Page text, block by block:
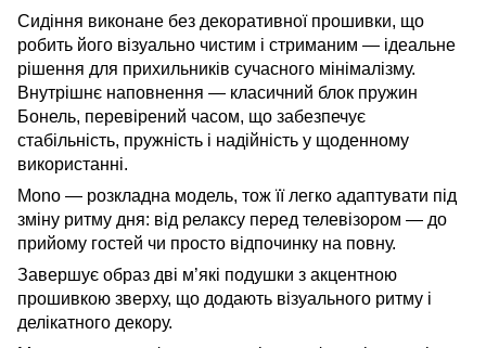
Сидіння виконане без декоративної прошивки, що
робить його візуально чистим і стриманим — ідеальне
рішення для прихильників сучасного мінімалізму.
Внутрішнє наповнення — класичний блок пружин
Бонель, перевірений часом, що забезпечує
стабільність, пружність і надійність у щоденному
використанні.
Mono — розкладна модель, тож її легко адаптувати під
зміну ритму дня: від релаксу перед телевізором — до
прийому гостей чи просто відпочинку на повну.
Завершує образ дві м’які подушки з акцентною
прошивкою зверху, що додають візуального ритму і
делікатного декору.